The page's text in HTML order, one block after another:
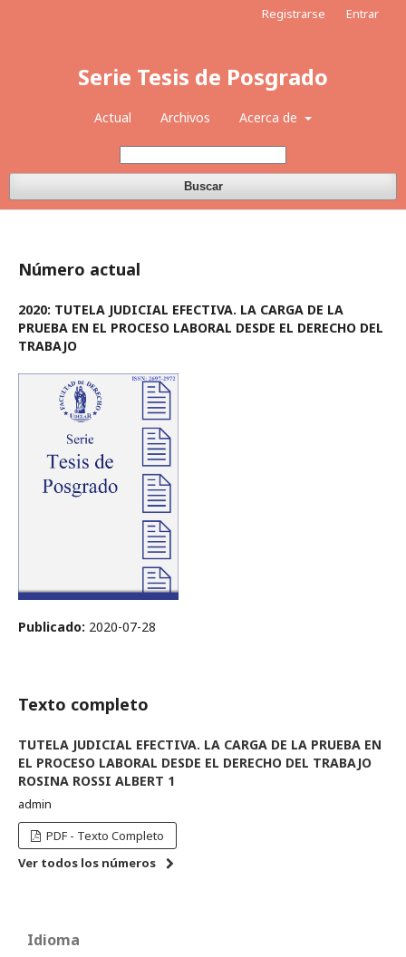
Serie Tesis de Posgrado
Actual Archivos Acerca de
Buscar
Registrarse Entrar
Número actual
2020: TUTELA JUDICIAL EFECTIVA. LA CARGA DE LA
PRUEBA EN EL PROCESO LABORAL DESDE EL DERECHO DEL
TRABAJO
Publicado: 2020-07-28
Texto completo
TUTELA JUDICIAL EFECTIVA. LA CARGA DE LA PRUEBA EN
EL PROCESO LABORAL DESDE EL DERECHO DEL TRABAJO
ROSINA ROSSI ALBERT 1
admin
PDF - Texto Completo
Ver todos los números
Idioma